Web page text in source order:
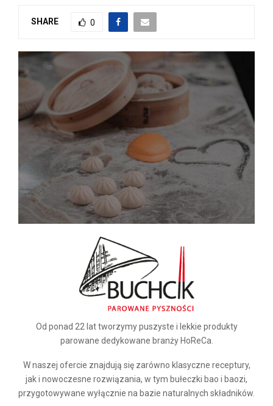
SHARE 0
Od ponad 22 lat tworzymy puszyste i lekkie produkty
parowane dedykowane branży HoReCa.
W naszej ofercie znajdują się zarówno klasyczne receptury,
jak i nowoczesne rozwiązania, w tym bułeczki bao i baozi,
przygotowywane wyłącznie na bazie naturalnych składników.